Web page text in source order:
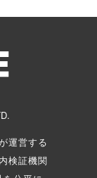
運営する
検証機関